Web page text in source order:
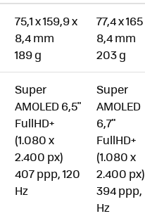
75,1 x 159,9 x
8,4 mm
189 g
77,4 x
8,4 mm
203 g
Super
AMOLED 6,5"
FullHD+
(1.080 x
2.400 px)
407 ppp, 120
Hz
Super
AMOLED
6,7"
FullHD+
(1.080 x
2.400 px)
394
Hz